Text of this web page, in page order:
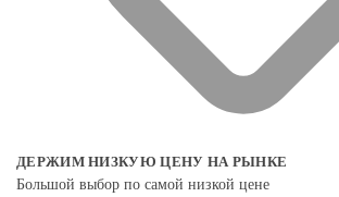
ДЕРЖИМ НИЗКУЮ ЦЕНУ НА РЫНКЕ
Большой выбор по самой низкой цене